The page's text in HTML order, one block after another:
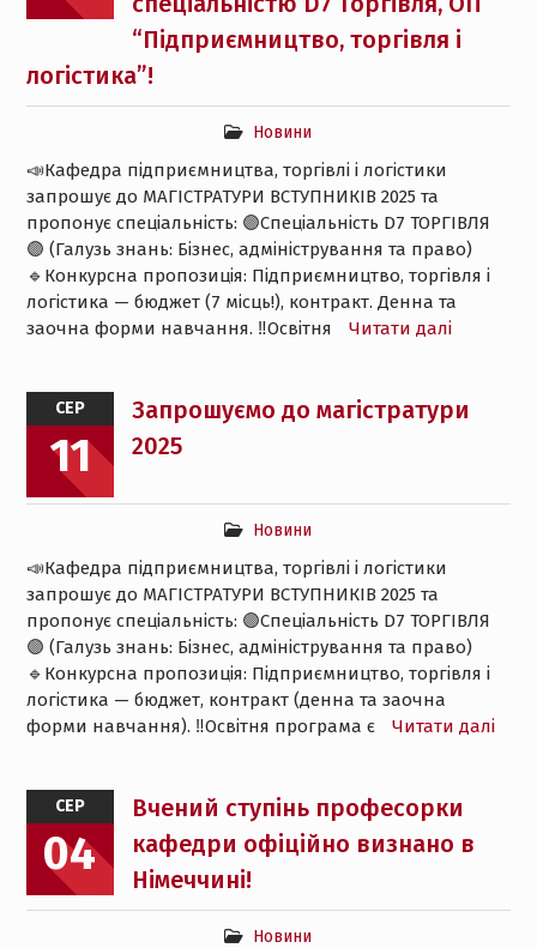
“Підприємництво, торгівля і
логістика”!
Новини
📣Кафедра підприємництва, торгівлі і логістики
запрошує до МАГІСТРАТУРИ ВСТУПНИКІВ 2025 та
пропонує спеціальність: 🟣Спеціальність D7 ТОРГІВЛЯ
🟣 (Галузь знань: Бізнес, адміністрування та право)
🔹Конкурсна пропозиція: Підприємництво, торгівля і
логістика — бюджет (7 місць!), контракт. Денна та
заочна форми навчання. ‼️Освітня
Читати далі
СЕР
11
Запрошуємо до магістратури
2025
Новини
📣Кафедра підприємництва, торгівлі і логістики
запрошує до МАГІСТРАТУРИ ВСТУПНИКІВ 2025 та
пропонує спеціальність: 🟣Спеціальність D7 ТОРГІВЛЯ
🟣 (Галузь знань: Бізнес, адміністрування та право)
🔹Конкурсна пропозиція: Підприємництво, торгівля і
логістика — бюджет, контракт (денна та заочна
форми навчання). ‼️Освітня програма є
Читати далі
СЕР
04
Вчений ступінь професорки
кафедри офіційно визнано в
Німеччині!
Новини